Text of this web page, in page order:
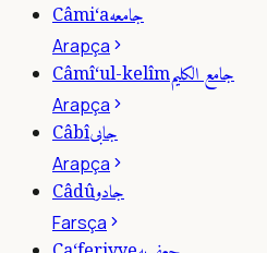
Câmi‘aجامعه
Arapça
Câmî‘ul-kelîmجامع الكليم
Arapça
Câbîجابى
Arapça
Câdûجادو
Farsça